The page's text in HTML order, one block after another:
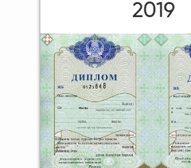
2019